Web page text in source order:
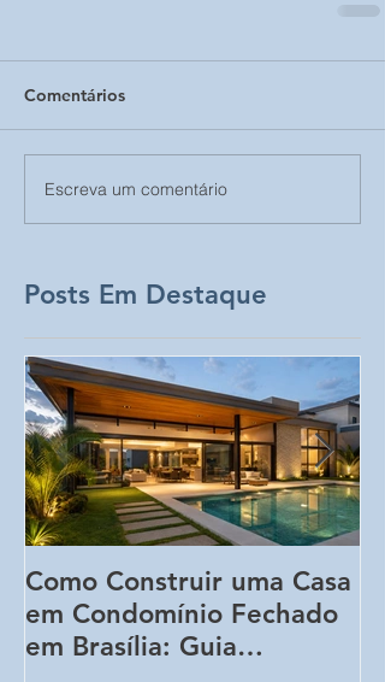
Comentários
Escreva um comentário
Posts Em Destaque
Como Construir uma Casa
em Condomínio Fechado
em Brasília: Guia